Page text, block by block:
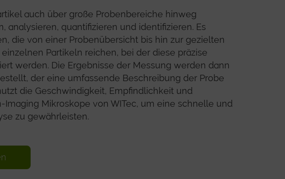
auch über große Probenbereiche hinweg
analysieren, quantifizieren und identifizieren. Es
die von einer Probenübersicht bis hin zur gezielten
Partikeln reichen, bei der diese präzise
werden. Die Ergebnisse der Messung werden dann
der eine umfassende Beschreibung der Probe
die Geschwindigkeit, Empfindlichkeit und
Imaging Mikroskope von WITec, um eine schnelle und
zu gewährleisten.